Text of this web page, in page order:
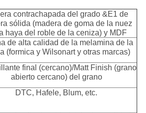
contrachapada del grado &E1 de
sólida (madera de goma de la nuez
haya del roble de la ceniza) y MDF
de alta calidad de la melamina de la
(formica y Wilsonart y otras marcas)
final (cercano)/Matt Finish (grano
abierto cercano) del grano
DTC, Hafele, Blum, etc.